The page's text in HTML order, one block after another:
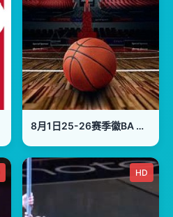
8月1日25-26赛季徽BA 宣城VS黄山
HD